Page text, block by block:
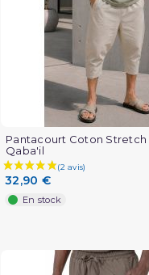
Pantacourt Coton Stretch
Qaba'il
32,90 €
En stock